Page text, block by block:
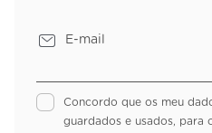
Concordo que os meu
guardados e usados, para